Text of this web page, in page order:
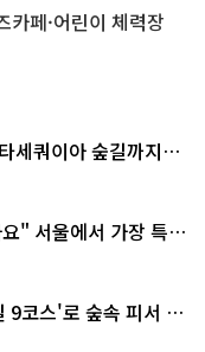
페·어린이 체력장
세쿼이아 숲길까지…
" 서울에서 가장 특별
9코스'로 숲속 피서 떠